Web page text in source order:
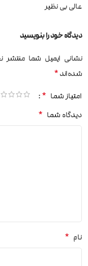
عالی بی نظیر
دیدگاه خود را بنویسید
نشانی ایمیل شما
شده‌اند*
امتیاز شما *
دیدگاه شما *
نام *